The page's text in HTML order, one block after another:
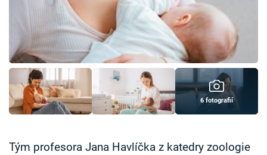
Časopis
Sledujte prima+
Přihlášení
6 fotografií
Tým profesora Jana Havlíčka z katedry zoologie